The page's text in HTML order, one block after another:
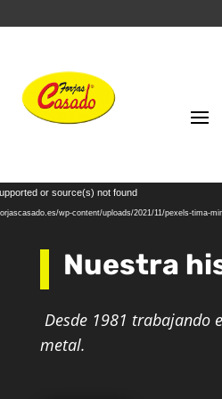
Reproductor
de
or source(s) not found
wp-content/uploads/2021/11/pexels-tima-
Nuestra
Desde 1981 trabajando
metal.